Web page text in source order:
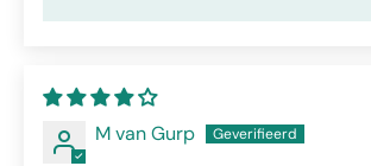
M van Gurp